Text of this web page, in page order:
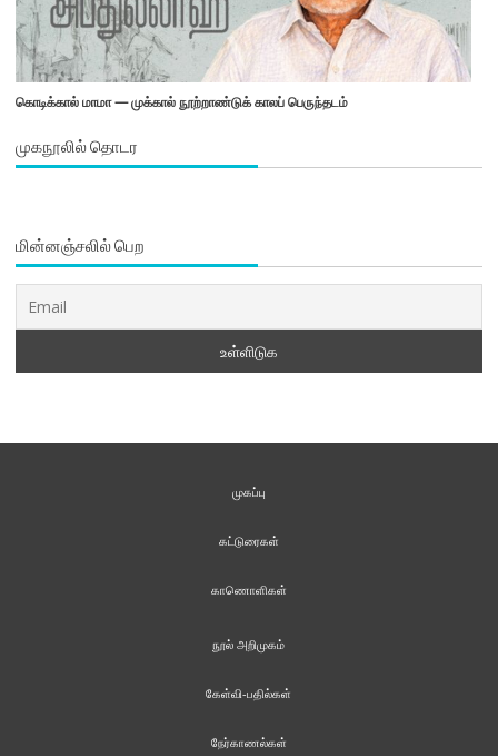
கொடிக்கால் மாமா — முக்கால் நூற்றாண்டுக் காலப் பெருந்தடம்
முகநூலில் தொடர
மின்னஞ்சலில் பெற
முகப்பு
கட்டுரைகள்
காணொளிகள்
நூல் அறிமுகம்
கேள்வி-பதில்கள்
நேர்காணல்கள்